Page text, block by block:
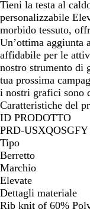
a
u
n
i
t
a
Tieni la testa al
personalizzabile
morbido tessuto,
Un’ottima aggiunta
affidabile per le
nostro strumento di
tua prossima
i nostri grafici sono
Caratteristiche del
ID PRODOTTO
PRD-USXQOSGFY
Tipo
Berretto
Marchio
Elevate
Dettagli materiale
Rib knit of 60%